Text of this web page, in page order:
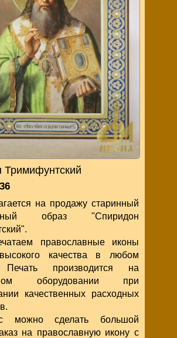
Тримифунтский
36
на продажу старинный
образ "Спиридон
православные иконы
качества в любом
Печать производится на
оборудовании при
качественных расходных
можно сделать большой
на православную икону с